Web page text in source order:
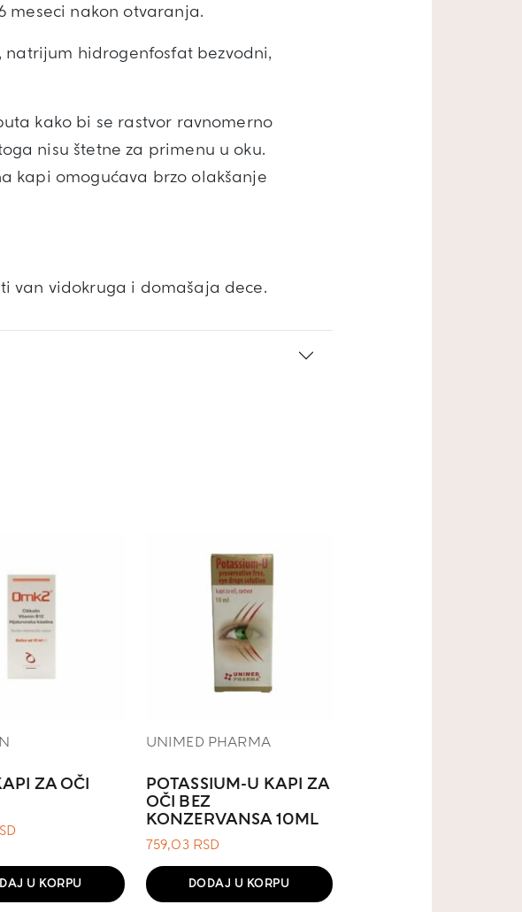
meseci nakon otvaranja.
hidrogenfosfat bezvodni,
kako bi se rastvor ravnomerno
nisu štetne za primenu u oku.
kapi omogućava brzo olakšanje
van vidokruga i domašaja dece.
ZA OČI
U KORPU
UNIMED PHARMA
POTASSIUM-U KAPI ZA
OČI BEZ
KONZERVANSA 10ML
759,03 RSD
DODAJ U KORPU